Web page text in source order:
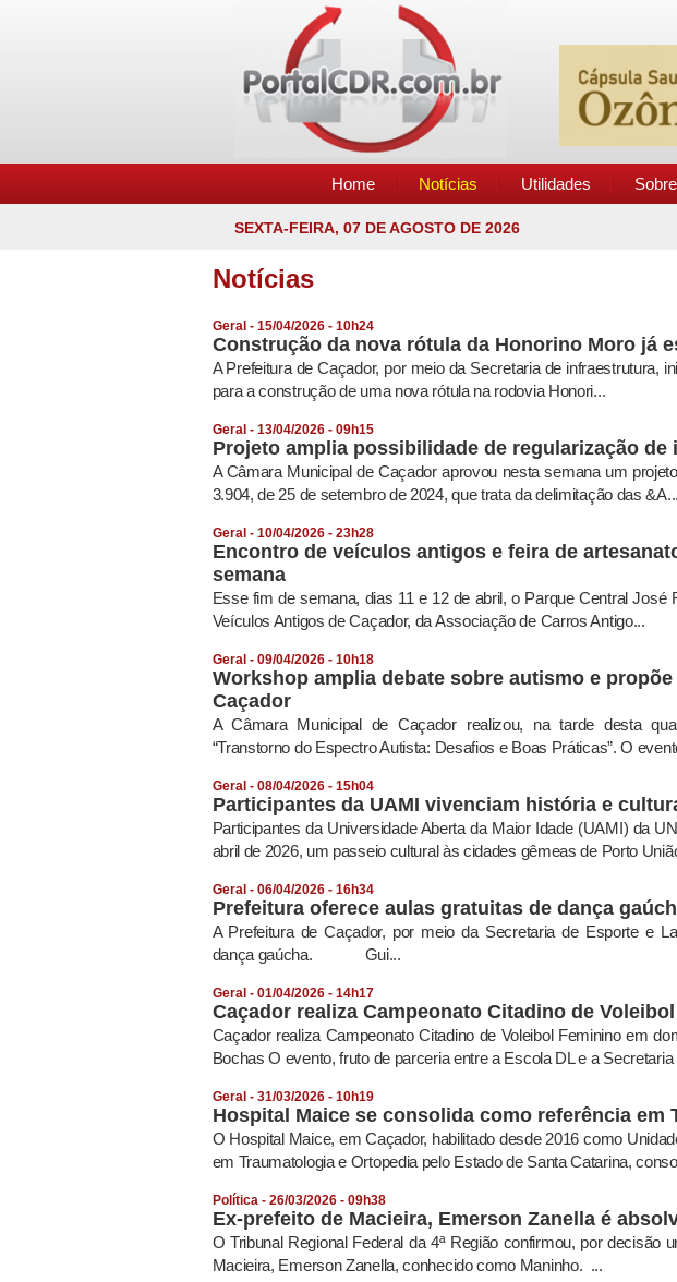
Home Notícias Utilidades
SEXTA-FEIRA, 07 DE AGOSTO DE 2026
Notícias
Geral - 15/04/2026 - 10h24
Construção da nova rótula da Honorino Moro já
A Prefeitura de Caçador, por meio da Secretaria de infraestrutura,
para a construção de uma nova rótula na rodovia Honori...
Geral - 13/04/2026 - 09h15
Projeto amplia possibilidade de regularização de
A Câmara Municipal de Caçador aprovou nesta semana um
3.904, de 25 de setembro de 2024, que trata da delimitação das &A...
Geral - 10/04/2026 - 23h28
Encontro de veículos antigos e feira de
semana
Esse fim de semana, dias 11 e 12 de abril, o Parque Central José
Veículos Antigos de Caçador, da Associação de Carros Antigo...
Geral - 09/04/2026 - 10h18
Workshop amplia debate sobre autismo e
Caçador
A Câmara Municipal de Caçador realizou, na tarde desta
“Transtorno do Espectro Autista: Desafios e Boas Práticas”. O
Geral - 08/04/2026 - 15h04
Participantes da UAMI vivenciam história e
Participantes da Universidade Aberta da Maior Idade (UAMI) da
abril de 2026, um passeio cultural às cidades gêmeas de Porto
Geral - 06/04/2026 - 16h34
Prefeitura oferece aulas gratuitas de dança
A Prefeitura de Caçador, por meio da Secretaria de Esporte e
dança gaúcha. Gui...
Geral - 01/04/2026 - 14h17
Caçador realiza Campeonato Citadino de
Caçador realiza Campeonato Citadino de Voleibol Feminino em
Bochas O evento, fruto de parceria entre a Escola DL e a
Geral - 31/03/2026 - 10h19
Hospital Maice se consolida como referência em
O Hospital Maice, em Caçador, habilitado desde 2016 como
em Traumatologia e Ortopedia pelo Estado de Santa Catarina,
Política - 26/03/2026 - 09h38
Ex-prefeito de Macieira, Emerson Zanella é
O Tribunal Regional Federal da 4ª Região confirmou, por decisão
Macieira, Emerson Zanella, conhecido como Maninho. ...